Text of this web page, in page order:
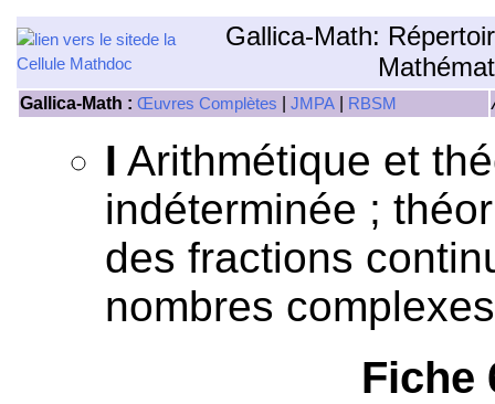
Gallica-Math:
Gallica-Math : Œuvres Complètes JMPA RBSM
I Arithmétique et
indéterminée ;
des fractions
nombres
Fiche